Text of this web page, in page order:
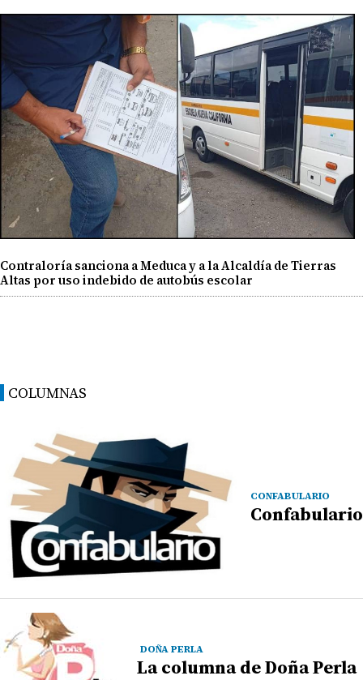
Contraloría sanciona a Meduca y a la Alcaldía de Tierras
Altas por uso indebido de autobús escolar
COLUMNAS
CONFABULARIO
Confabulario
DOÑA PERLA
La columna de Doña Perla